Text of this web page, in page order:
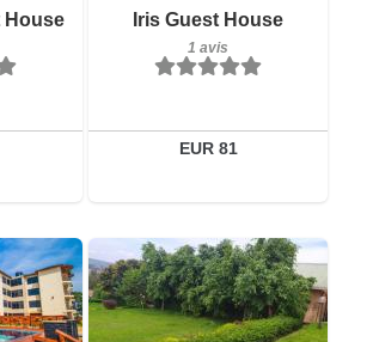
House Iris Guest House
1 avis
EUR 81
Petit-déjeuner inclus
1 avis
Réserver